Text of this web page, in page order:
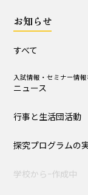
すべて
学校からｰ作成中
お知らせ
すべて
入試情報・セミナー情
ニュース
行事と生活団活動
探究プログラムの
学校からｰ作成中